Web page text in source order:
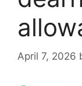
April 7, 2026